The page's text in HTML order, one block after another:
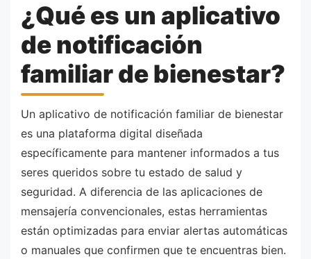
¿Qué es un aplicativo
de notificación
familiar de bienestar?
Un aplicativo de notificación familiar de bienestar
es una plataforma digital diseñada
específicamente para mantener informados a tus
seres queridos sobre tu estado de salud y
seguridad. A diferencia de las aplicaciones de
mensajería convencionales, estas herramientas
están optimizadas para enviar alertas automáticas
o manuales que confirmen que te encuentras bien.